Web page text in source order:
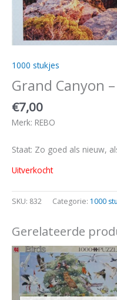
1000 stukjes
Grand Canyon
€7,00
Merk: REBO
Staat: Zo goed als nieuw,
Uitverkocht
SKU: 832 Categorie: 1000
Gerelateerde